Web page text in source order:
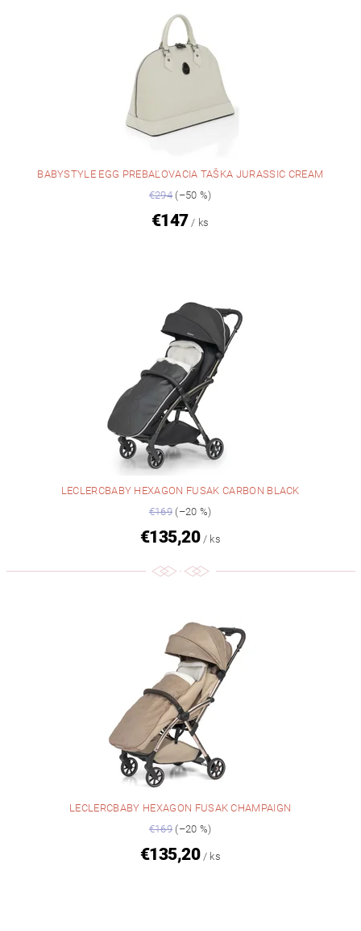
BABYSTYLE EGG PREBAĽOVACIA TAŠKA JURASSIC CREAM
€294 (–50 %)
€147 / ks
LECLERCBABY HEXAGON FUSAK CARBON BLACK
€169 (–20 %)
€135,20 / ks
LECLERCBABY HEXAGON FUSAK CHAMPAIGN
€169 (–20 %)
€135,20 / ks